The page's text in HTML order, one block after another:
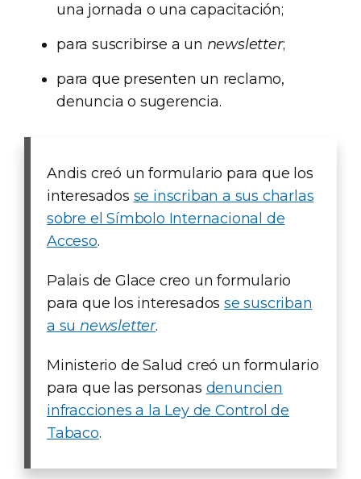
una jornada o una capacitación;
para suscribirse a un newsletter;
para que presenten un reclamo,
denuncia o sugerencia.
Andis creó un formulario para que los
interesados se inscriban a sus charlas
sobre el Símbolo Internacional de
Acceso.
Palais de Glace creo un formulario
para que los interesados se suscriban
a su newsletter.
Ministerio de Salud creó un formulario
para que las personas denuncien
infracciones a la Ley de Control de
Tabaco.